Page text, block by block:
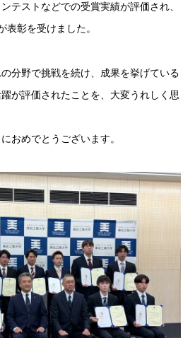
テストなどでの受賞実績が評価され、
表彰を受けました。
分野で挑戦を続け、成果を挙げている
が評価されたことを、大変うれしく思
おめでとうございます。